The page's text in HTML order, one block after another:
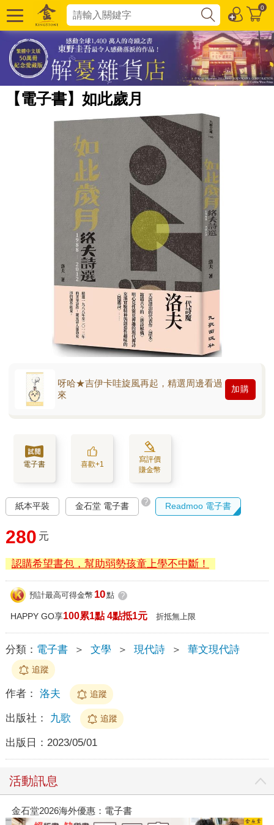
0
【電子書】如此歲月
呀哈★吉伊卡哇旋風再起，精選周邊看過
來
加購
電子書 喜歡+1
寫評價
賺金幣
紙本平裝 金石堂 電子書 ? Readmoo 電子書
280 元
認購希望書包，幫助弱勢孩童上學不中斷！
預計最高可得金幣 10點 ?
HAPPY GO享100累1點 4點抵1元 折抵無上限
分類： 電子書 ＞ 文學 ＞ 現代詩 ＞ 華文現代詩
追蹤
作者： 洛夫 追蹤
出版社： 九歌 追蹤
出版日： 2023/05/01
活動訊息
金石堂2026海外優惠：電子書